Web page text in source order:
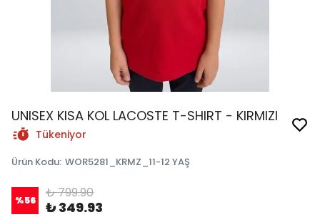
UNISEX KISA KOL LACOSTE T-SHIRT - KIRMIZI
Tükeniyor
Ürün Kodu: WOR5281_KRMZ_11-12 YAŞ
%56 ₺ 799.90
₺ 349.93